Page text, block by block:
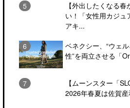
【外出したくなる
い！「女性用カジ
アキ...
ベネクシー、“ウェ
性”を両立させる「
【ムーンスター「
2026年春夏は佐賀